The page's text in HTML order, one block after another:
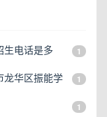
生电话是多
1
龙华区振能学
1
1